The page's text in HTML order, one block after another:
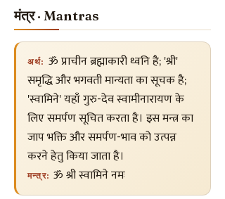
मंत्र · Mantras
अर्थ: ॐ प्राचीन ब्रह्माकारी ध्वनि है; 'श्री'
समृद्धि और भगवती मान्यता का सूचक है;
'स्वामिने' यहाँ गुरु-देव स्वामीनारायण के
लिए समर्पण सूचित करता है। इस मन्त्र का
जाप भक्ति और समर्पण-भाव को उत्पन्न
करने हेतु किया जाता है।
मन्त्र: ॐ श्री स्वामिने नमः